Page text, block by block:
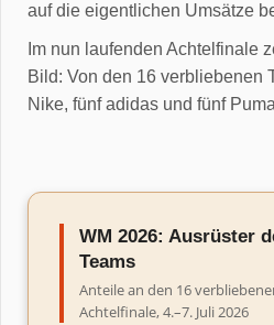
auf die eigentlichen Umsätze
Im nun laufenden Achtelfinale
Bild: Von den 16 verbliebenen
Nike, fünf adidas und fünf
WM 2026: Ausrüster
Teams
Anteile an den 16
Achtelfinale, 4.–7. Juli 2026